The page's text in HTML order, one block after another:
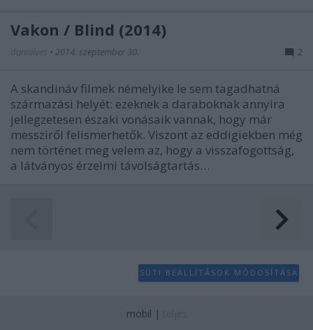
Vakon / Blind (2014)
• 2014. szeptember 30. 2
A skandináv filmek némelyike le sem tagadhatná
származási helyét: ezeknek a daraboknak annyira
jellegzetesen északi vonásaik vannak, hogy már
messziről felismerhetők. Viszont az eddigiekben még
nem történet meg velem az, hogy a visszafogottság,
a látványos érzelmi távolságtartás…
SÜTI BEÁLLÍTÁSOK MÓDOSÍTÁSA
mobil |